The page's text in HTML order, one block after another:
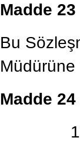
Madde 23
Bu
Madde 24